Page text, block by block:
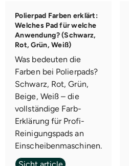
Polierpad Farben erklärt:
Welches Pad für welche
Anwendung? (Schwarz,
Rot, Grün, Weiß)
Was bedeuten die
Farben bei Polierpads?
Schwarz, Rot, Grün,
Beige, Weiß – die
vollständige Farb-
Erklärung für Profi-
Reinigungspads an
Einscheibenmaschinen.